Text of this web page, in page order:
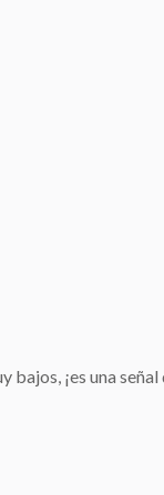
¡es una señal